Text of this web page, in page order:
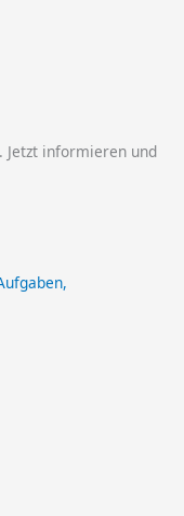
informieren und